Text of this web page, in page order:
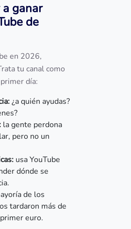
a ganar
de
en 2026,
tu canal como
día:
¿a quién ayudas?
la gente perdona
pero no un
usa YouTube
dónde se
de los
tardaron más de
euro.